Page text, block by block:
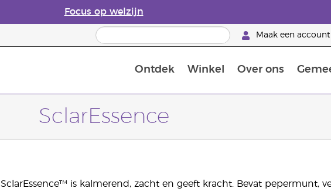
Focus op welzijn
Maak een account
Ontdek Winkel Over ons
SclarEssence
SclarEssence™ is kalmerend, zacht en geeft kracht. Bevat pepermunt,